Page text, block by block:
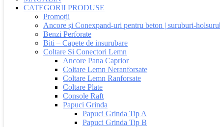
CATEGORII PRODUSE
Promoții
Ancore și Conexpand-uri pentru beton | suruburi-
Benzi Perforate
Biti – Capete de insurubare
Coltare Si Conectori Lemn
Ancore Pana Caprior
Coltare Lemn Neranforsate
Coltare Lemn Ranforsate
Coltare Plate
Console Raft
Papuci Grinda
Papuci Grinda Tip A
Papuci Grinda Tip B